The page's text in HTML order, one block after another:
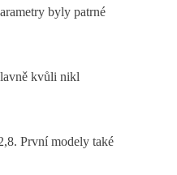
byly patrné
kvůli nikl
První modely také